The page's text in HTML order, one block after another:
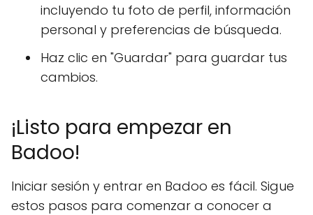
incluyendo tu foto de perfil, información
personal y preferencias de búsqueda.
Haz clic en "Guardar" para guardar tus
cambios.
¡Listo para empezar en
Badoo!
Iniciar sesión y entrar en Badoo es fácil. Sigue
estos pasos para comenzar a conocer a